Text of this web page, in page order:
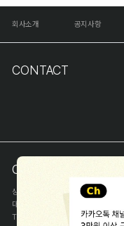
회사소개 공지사항
CONTACT
COMPANY INFO
상호
(주)해피프린스
대표
TEL
1668-1570